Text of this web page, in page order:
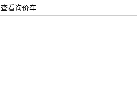
查看询价车